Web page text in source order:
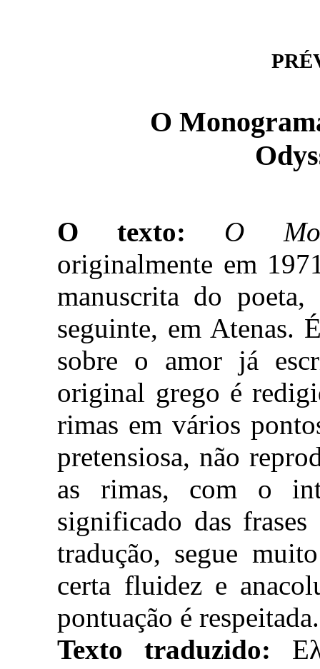
O
O texto:
O
originalmente em
manuscrita do
seguinte, em Atenas.
sobre o amor já
original grego é
rimas em vários
pretensiosa, não
as rimas, com o
significado das
tradução, segue
certa fluidez e
pontuação é respeitada.
Texto traduzido: